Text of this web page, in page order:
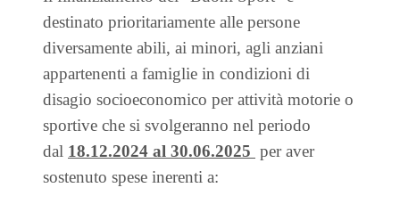
destinato prioritariamente alle persone
diversamente abili, ai minori, agli anziani
appartenenti a famiglie in condizioni di
disagio socioeconomico per attività motorie o
sportive che si svolgeranno nel periodo
dal 18.12.2024 al 30.06.2025 per aver
sostenuto spese inerenti a: